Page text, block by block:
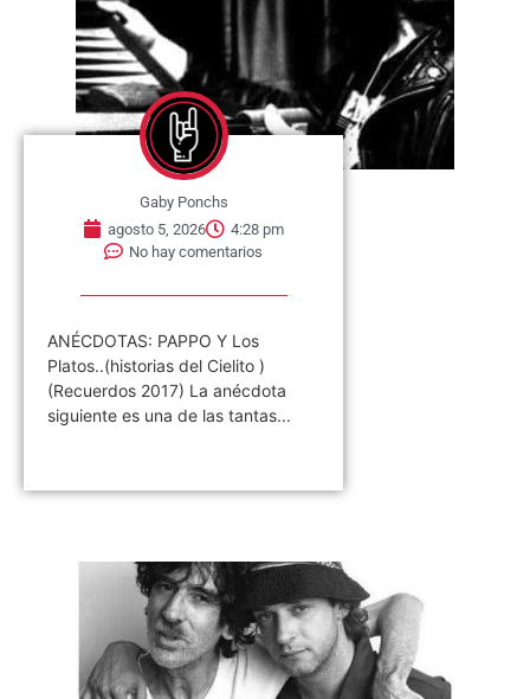
Gaby Ponchs
agosto 5, 2026
4:28 pm
No hay comentarios
ANÉCDOTAS: PAPPO Y Los
Platos..(historias del Cielito )
(Recuerdos 2017) La anécdota
siguiente es una de las tantas...